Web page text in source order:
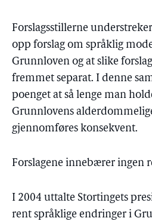
Forslagsstillerne
opp forslag om språklig
Grunnloven og at slike
fremmet separat. I denne
poenget at så lenge man
Grunnlovens
gjennomføres konsekvent.
Forslagene innebærer ingen
I 2004 uttalte Stortingets
rent språklige endringer i